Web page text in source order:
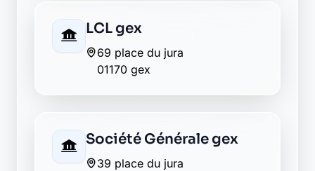
LCL gex
69 place du jura
01170 gex
Société Générale gex
39 place du jura